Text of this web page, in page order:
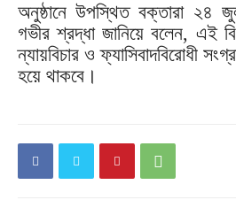
অনুষ্ঠানে উপস্থিত বক্তারা ২৪
গভীর শ্রদ্ধা জানিয়ে বলেন, এই
ন্যায়বিচার ও ফ্যাসিবাদবিরোধী
হয়ে থাকবে।